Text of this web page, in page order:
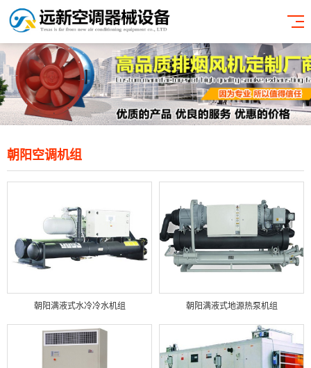
朝阳空调机组
朝阳满液式水冷冷水机组 朝阳满液式地源热泵机组